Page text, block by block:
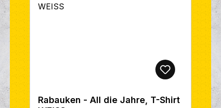
Rabauken - All die Jahre, T-Shirt